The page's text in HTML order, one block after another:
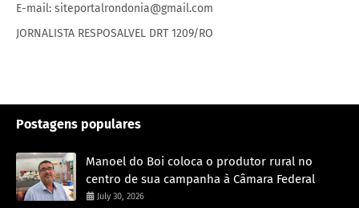
E-mail: siteportalrondonia@gmail.com
JORNALISTA RESPOSALVEL DRT 1209/RO
Postagens populares
Manoel do Boi coloca o produtor rural no
centro de sua campanha à Câmara Federal
July 30, 2026